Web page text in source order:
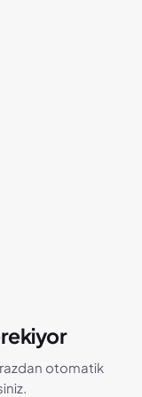
otomatik